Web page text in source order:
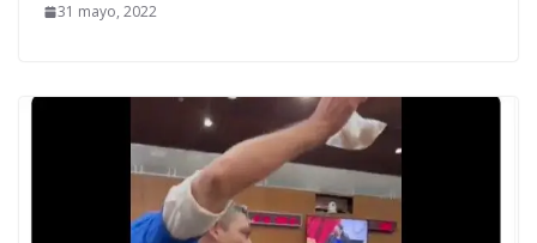
31 mayo, 2022